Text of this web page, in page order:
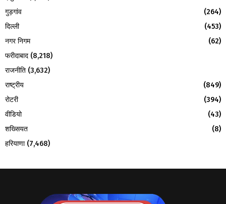
गुड़गांव
(264)
दिल्ली
(453)
नगर निगम
(62)
फरीदाबाद (8,218)
राजनीति (3,632)
राष्ट्रीय
(849)
रोटरी
(394)
वीडियो
(43)
शख्सियत
(8)
हरियाणा(7,468)